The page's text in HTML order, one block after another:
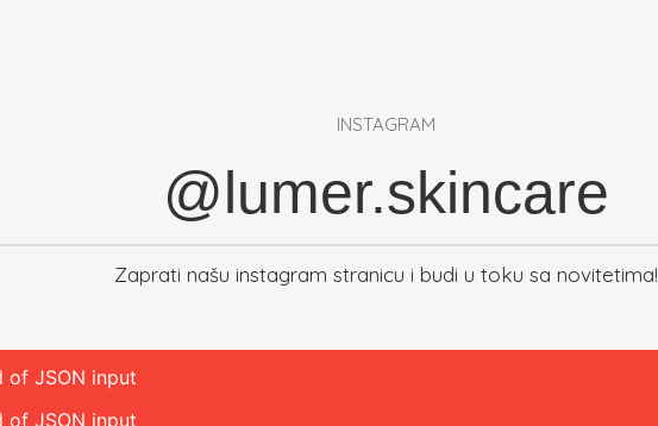
INSTAGRAM
@lumer.skincare
Zaprati našu instagram stranicu i budi u toku sa novitetima!
of JSON input
of JSON input